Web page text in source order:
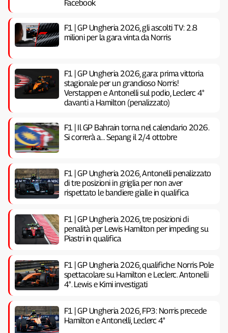
Facebook
F1 | GP Ungheria 2026, gli ascolti TV: 2.8
milioni per la gara vinta da Norris
F1 | GP Ungheria 2026, gara: prima vittoria
stagionale per un grandioso Norris!
Verstappen e Antonelli sul podio, Leclerc 4°
davanti a Hamilton (penalizzato)
F1 | Il GP Bahrain torna nel calendario 2026.
Si correrà a… Sepang il 2/4 ottobre
F1 | GP Ungheria 2026, Antonelli penalizzato
di tre posizioni in griglia per non aver
rispettato le bandiere gialle in qualifica
F1 | GP Ungheria 2026, tre posizioni di
penalità per Lewis Hamilton per impeding su
Piastri in qualifica
F1 | GP Ungheria 2026, qualifiche: Norris Pole
spettacolare su Hamilton e Leclerc. Antonelli
4°. Lewis e Kimi investigati
F1 | GP Ungheria 2026, FP3: Norris precede
Hamilton e Antonelli, Leclerc 4°